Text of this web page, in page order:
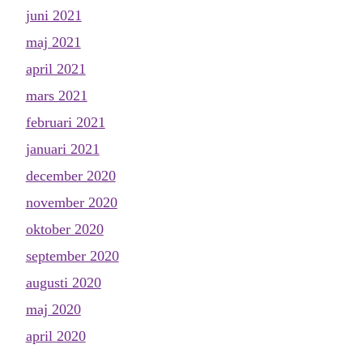
juni 2021
maj 2021
april 2021
mars 2021
februari 2021
januari 2021
december 2020
november 2020
oktober 2020
september 2020
augusti 2020
maj 2020
april 2020